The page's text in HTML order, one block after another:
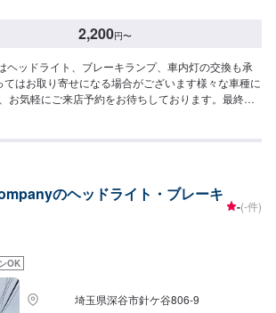
2,200円〜
ヘッドライト、ブレーキランプ、車内灯の交換も承
てはお取り寄せになる場合がございます様々な車種に
お気軽にご来店予約をお待ちしております。最終予
のヘッドライト・ブレーキ
-(-件)
OK
埼玉県深谷市針ケ谷806‐9